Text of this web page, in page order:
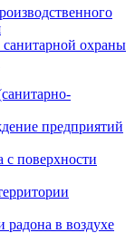
санитарной охраны
предприятий
с поверхности
радона в воздухе